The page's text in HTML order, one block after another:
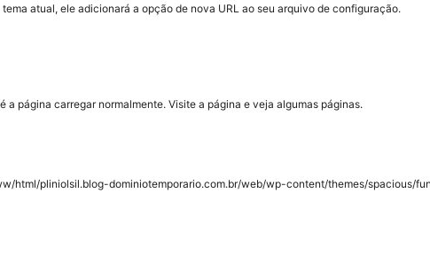
atual, ele adicionará a opção de nova URL ao seu arquivo de configuração.
página carregar normalmente. Visite a página e veja algumas páginas.
html/pliniolsil.blog-dominiotemporario.com.br/web/wp-content/themes/spacious/